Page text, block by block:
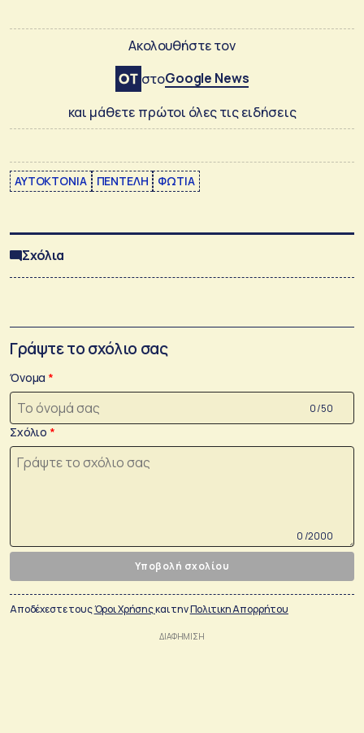
Ακολουθήστε τον
στοGoogle News
και μάθετε πρώτοι όλες τις ειδήσεις
ΑΥΤΟΚΤΟΝΙΑ ΠΕΝΤΕΛΗ ΦΩΤΙΑ
Σχόλια
Γράψτε το σχόλιο σας
Όνομα
0 /50
Σχόλιο
0 /2000
Υποβολή σχολίου
Αποδέχεστε τουςΌροι Χρήσηςκαι τηνΠολιτικη Απορρήτου